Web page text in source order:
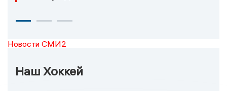
Новости СМИ2
Наш Хоккей